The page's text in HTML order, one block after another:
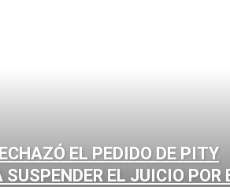
EL PEDIDO DE PITY
EL JUICIO POR